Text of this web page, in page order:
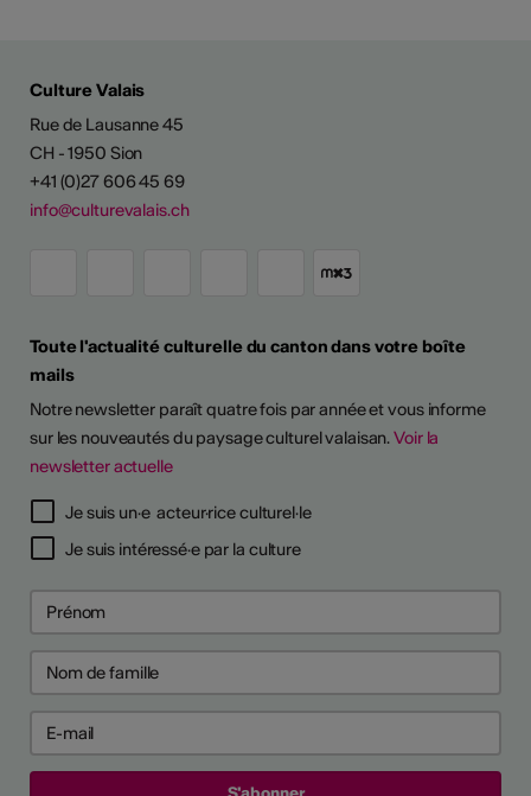
Culture Valais
Rue de Lausanne 45
CH - 1950 Sion
+41 (0)27 606 45 69
info@culturevalais.ch
Toute l'actualité culturelle du canton dans votre boîte
mails
Notre newsletter paraît quatre fois par année et vous informe
sur les nouveautés du paysage culturel valaisan.Voir la
newsletter actuelle
Je suis un·e acteur·rice culturel·le
Je suis intéressé·e par la culture